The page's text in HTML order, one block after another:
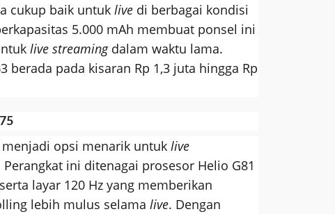
cukup baik untuk live di berbagai kondisi
5.000 mAh membuat ponsel ini
live streamingdalam waktu lama.
berada pada kisaran Rp 1,3 juta hingga Rp
menjadi opsi menarik untuk live
ini ditenagai prosesor Helio G81
layar 120 Hz yang memberikan
lebih mulus selama live. Dengan